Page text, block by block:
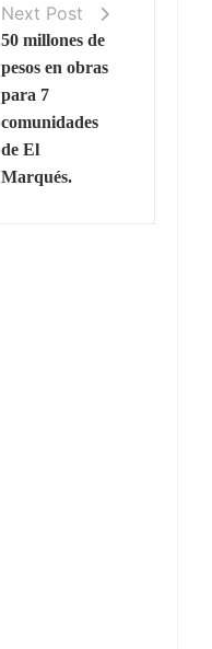
Next Post
50 millones de
pesos en obras
para 7
comunidades
de El
Marqués.